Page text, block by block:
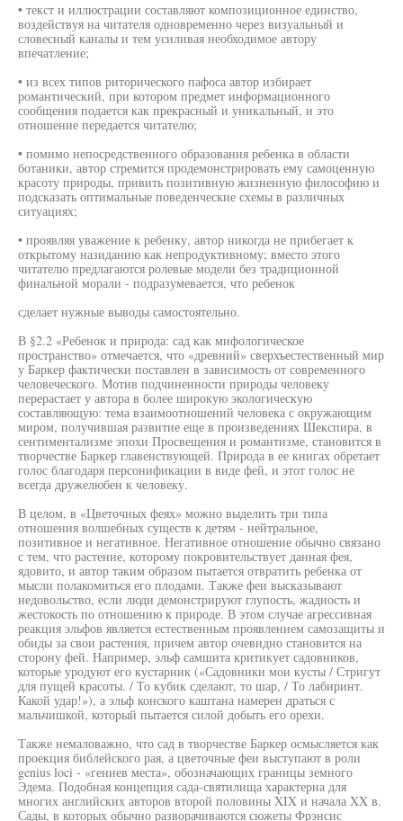
• текст и иллюстрации составляют композиционное единство,
воздействуя на читателя одновременно через визуальный и
словесный каналы и тем усиливая необходимое автору
впечатление;
• из всех типов риторического пафоса автор избирает
романтический, при котором предмет информационного
сообщения подается как прекрасный и уникальный, и это
отношение передается читателю;
• помимо непосредственного образования ребенка в области
ботаники, автор стремится продемонстрировать ему самоценную
красоту природы, привить позитивную жизненную философию и
подсказать оптимальные поведенческие схемы в различных
ситуациях;
• проявляя уважение к ребенку, автор никогда не прибегает к
открытому назиданию как непродуктивному; вместо этого
читателю предлагаются ролевые модели без традиционной
финальной морали - подразумевается, что ребенок
сделает нужные выводы самостоятельно.
В §2.2 «Ребенок и природа: сад как мифологическое
пространство» отмечается, что «древний» сверхъестественный мир
у Баркер фактически поставлен в зависимость от современного
человеческого. Мотив подчиненности природы человеку
перерастает у автора в более широкую экологическую
составляющую: тема взаимоотношений человека с окружающим
миром, получившая развитие еще в произведениях Шекспира, в
сентиментализме эпохи Просвещения и романтизме, становится в
творчестве Баркер главенствующей. Природа в ее книгах обретает
голос благодаря персонификации в виде фей, и этот голос не
всегда дружелюбен к человеку.
В целом, в «Цветочных феях» можно выделить три типа
отношения волшебных существ к детям - нейтральное,
позитивное и негативное. Негативное отношение обычно связано
с тем, что растение, которому покровительствует данная фея,
ядовито, и автор таким образом пытается отвратить ребенка от
мысли полакомиться его плодами. Также феи высказывают
недовольство, если люди демонстрируют глупость, жадность и
жестокость по отношению к природе. В этом случае агрессивная
реакция эльфов является естественным проявлением самозащиты и
обиды за свои растения, причем автор очевидно становится на
сторону фей. Например, эльф самшита критикует садовников,
которые уродуют его кустарник («Садовники мои кусты / Стригут
для пущей красоты. / То кубик сделают, то шар, / То лабиринт.
Какой удар!»), а эльф конского каштана намерен драться с
мальчишкой, который пытается силой добыть его орехи.
Также немаловажно, что сад в творчестве Баркер осмысляется как
проекция библейского рая, а цветочные феи выступают в роли
genius loci - «гениев места», обозначающих границы земного
Эдема. Подобная концепция сада-святилища характерна для
многих английских авторов второй половины XIX и начала XX в.
Сады, в которых обычно разворачиваются сюжеты Фрэнсис